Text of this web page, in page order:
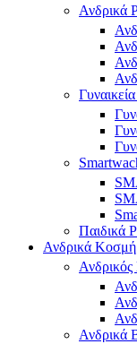
Ανδρικά
Παιδικά
Ανδρικά
Ανδρικός
Ανδρικά